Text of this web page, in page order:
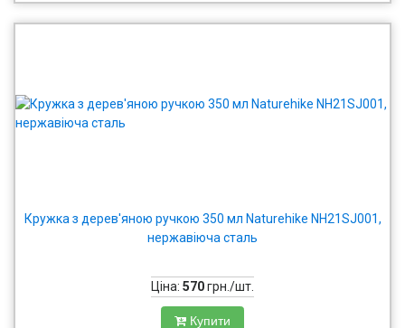
Кружка з дерев'яною ручкою 350 мл Naturehike NH21SJ001,
нержавіюча сталь
Ціна: 570грн./шт.
Купити